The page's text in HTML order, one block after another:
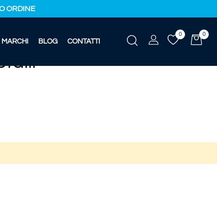
ORDINE
MARCHI BLOG CONTATTI
0
0